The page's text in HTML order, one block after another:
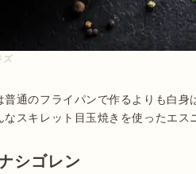
ズ
普通のフライパンで作るよりも白
シゴレン